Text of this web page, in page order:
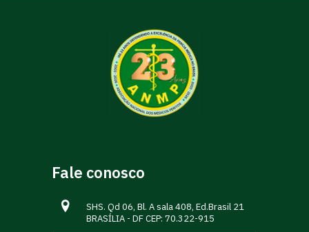
Fale conosco
SHS. Qd 06, Bl. A sala 408, Ed.Brasil 21
BRASÍLIA - DF CEP: 70.322-915